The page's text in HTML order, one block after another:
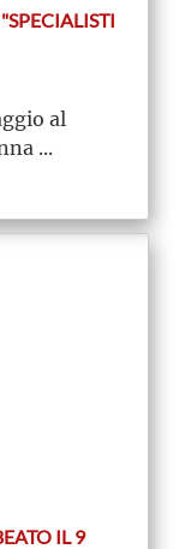
al
...
IL 9